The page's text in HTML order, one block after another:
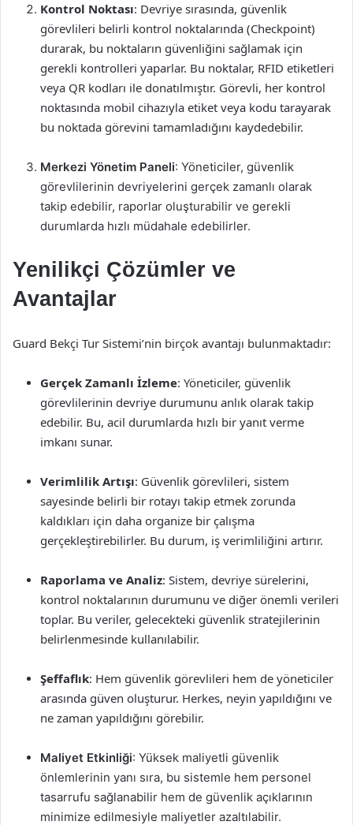
Kontrol Noktası: Devriye sırasında, güvenlik
görevlileri belirli kontrol noktalarında (Checkpoint)
durarak, bu noktaların güvenliğini sağlamak için
gerekli kontrolleri yaparlar. Bu noktalar, RFID etiketleri
veya QR kodları ile donatılmıştır. Görevli, her kontrol
noktasında mobil cihazıyla etiket veya kodu tarayarak
bu noktada görevini tamamladığını kaydedebilir.
Merkezi Yönetim Paneli: Yöneticiler, güvenlik
görevlilerinin devriyelerini gerçek zamanlı olarak
takip edebilir, raporlar oluşturabilir ve gerekli
durumlarda hızlı müdahale edebilirler.
Yenilikçi Çözümler ve
Avantajlar
Guard Bekçi Tur Sistemi’nin birçok avantajı bulunmaktadır:
Gerçek Zamanlı İzleme: Yöneticiler, güvenlik
görevlilerinin devriye durumunu anlık olarak takip
edebilir. Bu, acil durumlarda hızlı bir yanıt verme
imkanı sunar.
Verimlilik Artışı: Güvenlik görevlileri, sistem
sayesinde belirli bir rotayı takip etmek zorunda
kaldıkları için daha organize bir çalışma
gerçekleştirebilirler. Bu durum, iş verimliliğini artırır.
Raporlama ve Analiz: Sistem, devriye sürelerini,
kontrol noktalarının durumunu ve diğer önemli verileri
toplar. Bu veriler, gelecekteki güvenlik stratejilerinin
belirlenmesinde kullanılabilir.
Şeffaflık: Hem güvenlik görevlileri hem de yöneticiler
arasında güven oluşturur. Herkes, neyin yapıldığını ve
ne zaman yapıldığını görebilir.
Maliyet Etkinliği: Yüksek maliyetli güvenlik
önlemlerinin yanı sıra, bu sistemle hem personel
tasarrufu sağlanabilir hem de güvenlik açıklarının
minimize edilmesiyle maliyetler azaltılabilir.